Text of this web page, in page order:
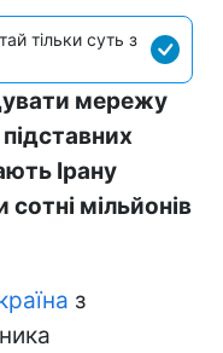
тільки суть з
мережу
Ірану
мільйонів
з